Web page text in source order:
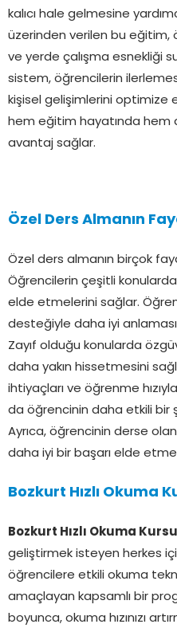
kalıcı hale gelmesine
üzerinden verilen bu eğitim,
ve yerde çalışma esnekliği
sistem, öğrencilerin
kişisel gelişimlerini optimize
hem eğitim hayatında hem
avantaj sağlar.
Özel Ders Almanın
Özel ders almanın birçok
Öğrencilerin çeşitli
elde etmelerini sağlar.
desteğiyle daha iyi
Zayıf olduğu konularda
daha yakın hissetmesini
ihtiyaçları ve öğrenme
da öğrencinin daha etkili bir
Ayrıca, öğrencinin derse
daha iyi bir başarı elde
Bozkurt Hızlı Okuma
Bozkurt Hızlı Okuma Kursu
geliştirmek isteyen herkes
öğrencilere etkili okuma
amaçlayan kapsamlı bir
boyunca, okuma hızınızı